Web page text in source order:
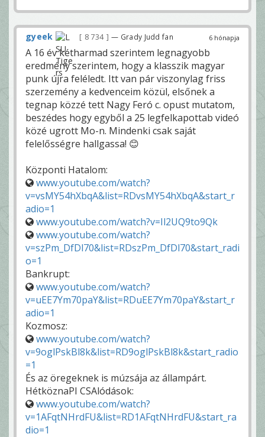
6 hónapja
gyeek 8 734 — Grady Judd fan
A 16 év kétharmad szerintem legnagyobb
eredmény szerintem, hogy a klasszik magyar
punk újra feléledt. Itt van pár viszonylag friss
szerzemény a kedvenceim közül, elsőnek a
tegnap közzé tett Nagy Feró c. opust mutatom,
beszédes hogy egyből a 25 legfelkapottab videó
közé ugrott Mo-n. Mindenki csak saját
felelősségre hallgassa! 😊
Központi Hatalom:
www.youtube.com/watch?
v=vsMY54hXbqA&list=RDvsMY54hXbqA&start_r
adio=1
www.youtube.com/watch?v=Il2UQ9to9Qk
www.youtube.com/watch?
v=szPm_DfDl70&list=RDszPm_DfDl70&start_radi
o=1
Bankrupt:
www.youtube.com/watch?
v=uEE7Ym70paY&list=RDuEE7Ym70paY&start_r
adio=1
Kozmosz:
www.youtube.com/watch?
v=9oglPskBl8k&list=RD9oglPskBl8k&start_radio
=1
És az öregeknek is múzsája az állampárt.
HétköznaPI CSAlódások:
www.youtube.com/watch?
v=1AFqtNHrdFU&list=RD1AFqtNHrdFU&start_ra
dio=1